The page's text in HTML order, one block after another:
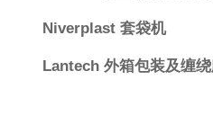
Niverplast 套袋机
Lantech 外箱包装及缠